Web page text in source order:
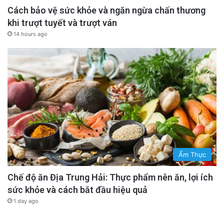
Cách bảo vệ sức khỏe và ngăn ngừa chấn thương
khi trượt tuyết và trượt ván
14 hours ago
Ẩm Thực
Chế độ ăn Địa Trung Hải: Thực phẩm nên ăn, lợi ích
sức khỏe và cách bắt đầu hiệu quả
1 day ago